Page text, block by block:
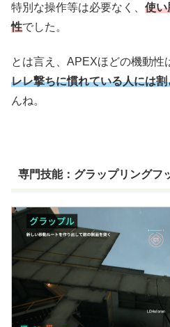
特別な操作等は必要なく、 使い
性でした。
とは言え、APEXほどの機動性
レレ撃ちに慣れている人には
んね。
専門技能：グラップリングフ